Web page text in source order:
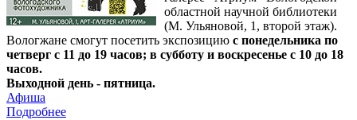
областной научной библиотеки
(М. Ульяновой, 1, второй этаж).
Вологжане смогут посетить экспозицию с понедельника по
четверг с 11 до 19 часов; в субботу и воскресенье с 10 до 18
часов.
Выходной день - пятница.
Афиша
Подробнее